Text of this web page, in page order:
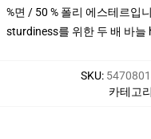
%면 / 50 % 폴리 에스테르입
sturdiness를 위한 두 배 바늘
SKU:
카테고리